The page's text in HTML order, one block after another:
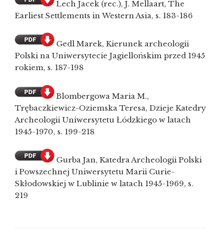
Lech Jacek (rec.), J. Mellaart, The
Earliest Settlements in Western Asia, s. 183-186
Gedl Marek, Kierunek archeologii
Polski na Uniwersytecie Jagiellońskim przed 1945
rokiem, s. 187-198
Blombergowa Maria M.,
Trębaczkiewicz-Oziemska Teresa, Dzieje Katedry
Archeologii Uniwersytetu Łódzkiego w latach
1945-1970, s. 199-218
Gurba Jan, Katedra Archeologii Polski
i Powszechnej Uniwersytetu Marii Curie-
Skłodowskiej w Lublinie w latach 1945-1969, s.
219